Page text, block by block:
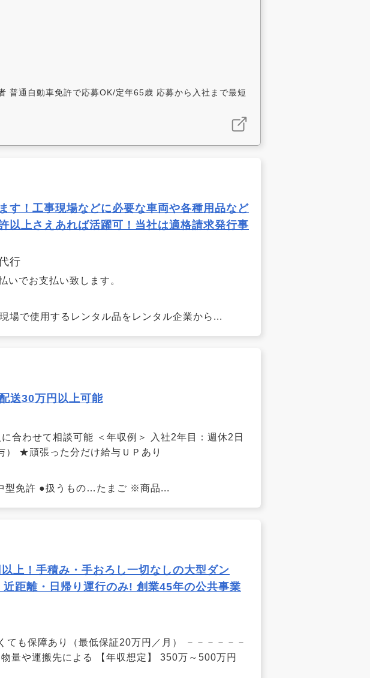
普通自動車免許で応募OK/定年65歳 応募から入社まで最短
す！工事現場などに必要な車両や各種用品など
以上さえあれば活躍可！当社は適格請求発行事
行
でお支払い致します。
場で使用するレンタル品をレンタル企業から...
送30万円以上可能
わせて相談可能 ＜年収例＞ 入社2年目：週休2日
） ★頑張った分だけ給与ＵＰあり
型免許 ●扱うもの…たまご ※商品...
上！手積み・手おろし一切なしの大型ダン
距離・日帰り運行のみ! 創業45年の公共事業
も保障あり（最低保証20万円／月） －－－－－－
量や運搬先による 【年収想定】 350万～500万円